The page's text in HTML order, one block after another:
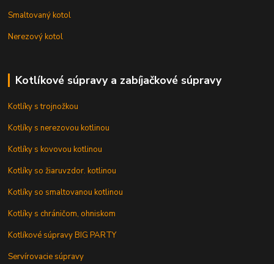
Smaltovaný kotol
Nerezový kotol
Kotlíkové súpravy a zabíjačkové súpravy
Kotlíky s trojnožkou
Kotlíky s nerezovou kotlinou
Kotlíky s kovovou kotlinou
Kotlíky so žiaruvzdor. kotlinou
Kotlíky so smaltovanou kotlinou
Kotlíky s chráničom, ohniskom
Kotlíkové súpravy BIG PARTY
Servírovacie súpravy